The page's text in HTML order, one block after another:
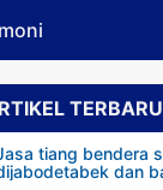
TERBARU
tiang bendera
dan